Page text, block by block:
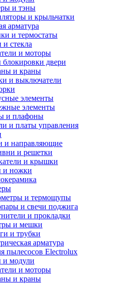
и тэны
и крыльчатки
арматура
и термостаты
и стекла
и моторы
блокировки двери
и краны
и выключатели
элементы
элементы
и плафоны
и платы управления
и направляющие
и решетки
и крышки
и ножки
и термощупы
и свечи поджига
и прокладки
и мешки
и трубки
арматура
пылесосов Electrolux
и модули
и моторы
и краны